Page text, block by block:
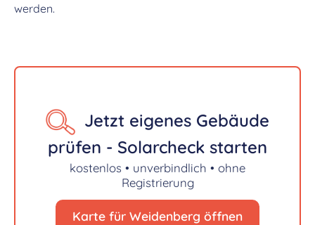
werden.
Jetzt eigenes Gebäude
prüfen - Solarcheck starten
kostenlos • unverbindlich • ohne
Registrierung
Karte für Weidenberg öffnen